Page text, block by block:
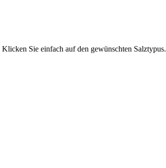
Sie einfach auf den gewünschten Salztypus.